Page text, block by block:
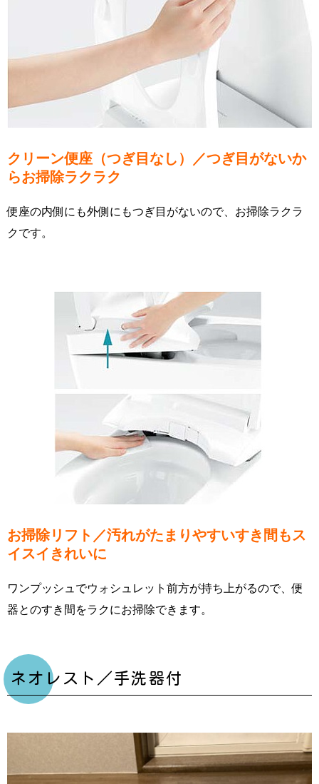
クリーン便座（つぎ目なし）／つぎ目がないか
らお掃除ラクラク
便座の内側にも外側にもつぎ目がないので、お掃除ラクラ
クです。
お掃除リフト／汚れがたまりやすいすき間もス
イスイきれいに
ワンプッシュでウォシュレット前方が持ち上がるので、便
器とのすき間をラクにお掃除できます。
ネオレスト／手洗器付